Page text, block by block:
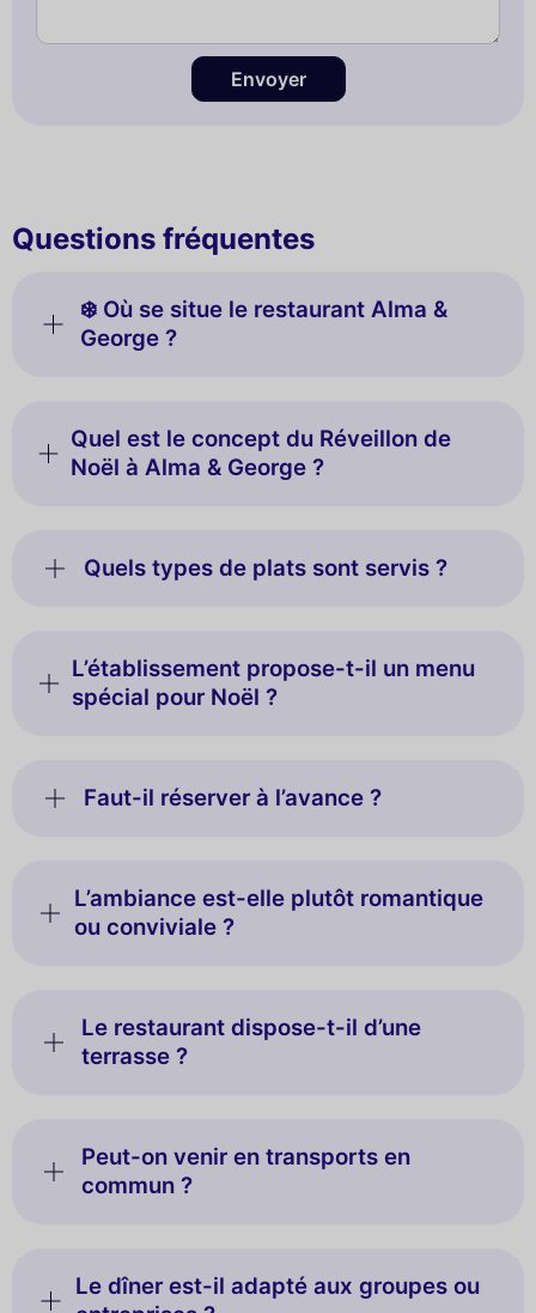
Envoyer
Questions fréquentes
❄️ Où se situe le restaurant Alma &
George ?
Quel est le concept du Réveillon de
Noël à Alma & George ?
Quels types de plats sont servis ?
L’établissement propose-t-il un menu
spécial pour Noël ?
Faut-il réserver à l’avance ?
L’ambiance est-elle plutôt romantique
ou conviviale ?
Le restaurant dispose-t-il d’une
terrasse ?
Peut-on venir en transports en
commun ?
Le dîner est-il adapté aux groupes ou